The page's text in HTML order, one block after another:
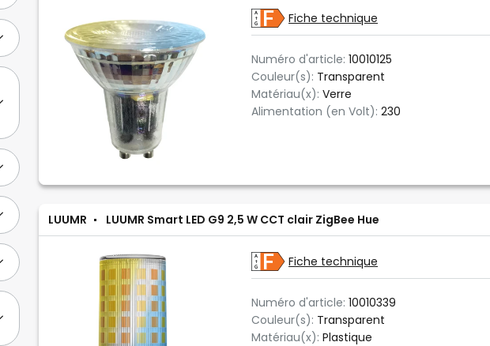
Fiche technique
Numéro d'article: 10010125
Couleur(s): Transparent
Matériau(x): Verre
Alimentation (en Volt): 230
LUUMR LUUMR Smart LED G9 2,5 W CCT clair ZigBee Hue
Fiche technique
Numéro d'article: 10010339
Couleur(s): Transparent
Matériau(x): Plastique